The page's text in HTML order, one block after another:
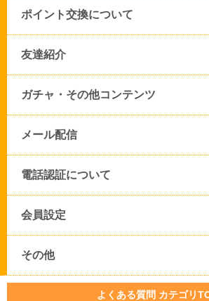
ポイント交換について
友達紹介
ガチャ・その他コンテンツ
メール配信
電話認証について
会員設定
その他
よくある質問 カテゴリ